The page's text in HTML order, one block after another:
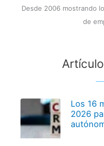
Desde 2006 mostrando
de
Los 16
2026